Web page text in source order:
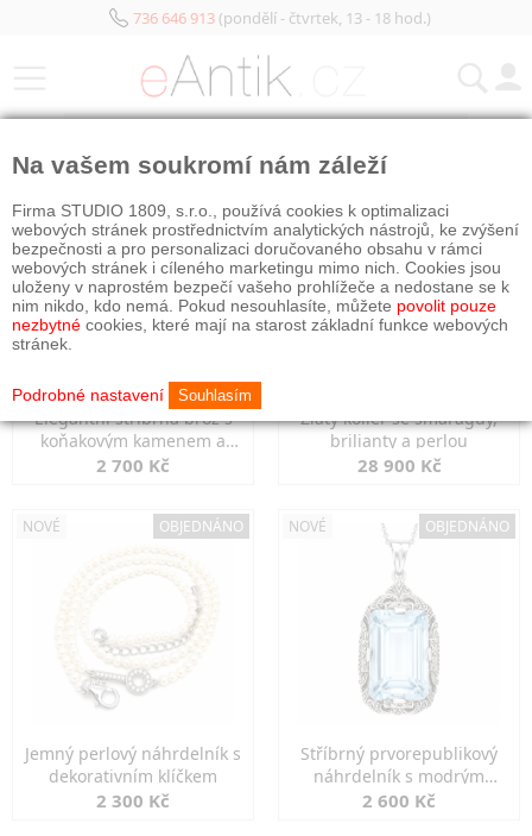
736 646 913(pondělí - čtvrtek, 13 - 18 hod.)
Elegantní stříbrná brož s
koňakovým kamenem a
markazity
2 700 Kč
Zlatý kolier se smaragdy,
brilianty a perlou
28 900 Kč
NOVÉ OBJEDNÁNO
Jemný perlový náhrdelník s
dekorativním klíčkem
2 300 Kč
NOVÉ OBJEDNÁNO
Stříbrný prvorepublikový
náhrdelník s modrým
spinelem
2 600 Kč
Na vašem soukromí nám záleží
Firma STUDIO 1809, s.r.o., používá cookies k optimalizaci
webových stránek prostřednictvím analytických nástrojů, ke zvýšení
bezpečnosti a pro personalizaci doručovaného obsahu v rámci
webových stránek i cíleného marketingu mimo nich. Cookies jsou
uloženy v naprostém bezpečí vašeho prohlížeče a nedostane se k
nim nikdo, kdo nemá. Pokud nesouhlasíte, můžete povolit pouze
nezbytné cookies, které mají na starost základní funkce webových
stránek.
Podrobné nastavení Souhlasím